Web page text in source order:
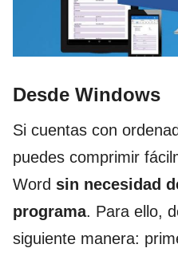
Desde Windows
Si cuentas con
puedes comprimir
Word sin necesidad
programa. Para ello,
siguiente manera: